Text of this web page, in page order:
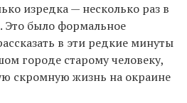
изредка — несколько раз в
Это было формальное
в эти редкие минуты
городе старому человеку,
скромную жизнь на окраине